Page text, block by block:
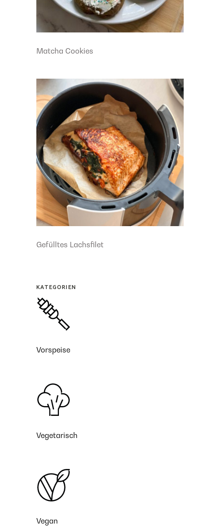
Matcha Cookies
Gefülltes Lachsfilet
KATEGORIEN
Vorspeise
Vegetarisch
Vegan